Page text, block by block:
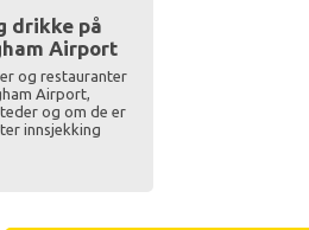
drikke på
Airport
og restauranter
Airport,
og om de er
innsjekking